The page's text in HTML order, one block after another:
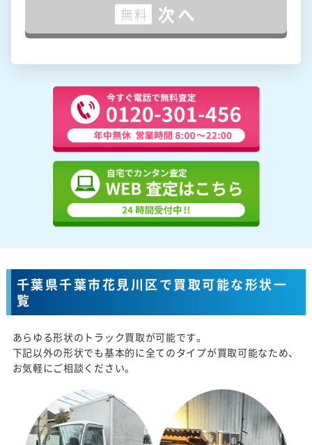
無料 次へ
千葉県千葉市花見川区で買取可能な形状一
覧
あらゆる形状のトラック買取が可能です。
下記以外の形状でも基本的に全てのタイプが買取可能なため、
お気軽にご相談ください。